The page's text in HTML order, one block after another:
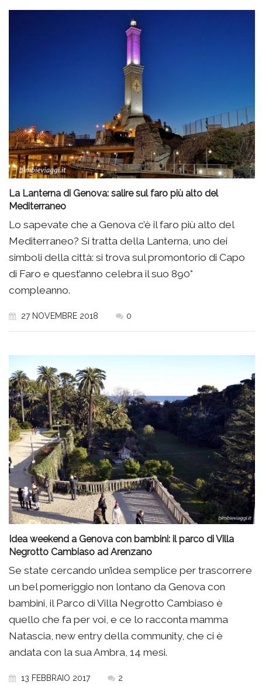
La Lanterna di Genova: salire sul faro più alto del
Mediterraneo
Lo sapevate che a Genova c’è il faro più alto del
Mediterraneo? Si tratta della Lanterna, uno dei
simboli della città: si trova sul promontorio di Capo
di Faro e quest’anno celebra il suo 890°
compleanno.
27 NOVEMBRE 2018 0
Idea weekend a Genova con bambini: il parco di Villa
Negrotto Cambiaso ad Arenzano
Se state cercando un’idea semplice per trascorrere
un bel pomeriggio non lontano da Genova con
bambini, il Parco di Villa Negrotto Cambiaso è
quello che fa per voi, e ce lo racconta mamma
Natascia, new entry della community, che ci è
andata con la sua Ambra, 14 mesi.
13 FEBBRAIO 2017 2